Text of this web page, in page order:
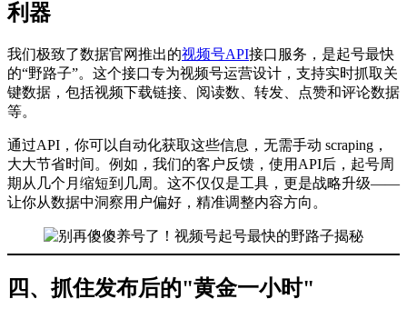
利器
我们极致了数据官网推出的视频号API接口服务，是起号最快
的“野路子”。这个接口专为视频号运营设计，支持实时抓取关
键数据，包括视频下载链接、阅读数、转发、点赞和评论数据
等。
通过API，你可以自动化获取这些信息，无需手动 scraping，
大大节省时间。例如，我们的客户反馈，使用API后，起号周
期从几个月缩短到几周。这不仅仅是工具，更是战略升级——
让你从数据中洞察用户偏好，精准调整内容方向。
四、抓住发布后的"黄金一小时"